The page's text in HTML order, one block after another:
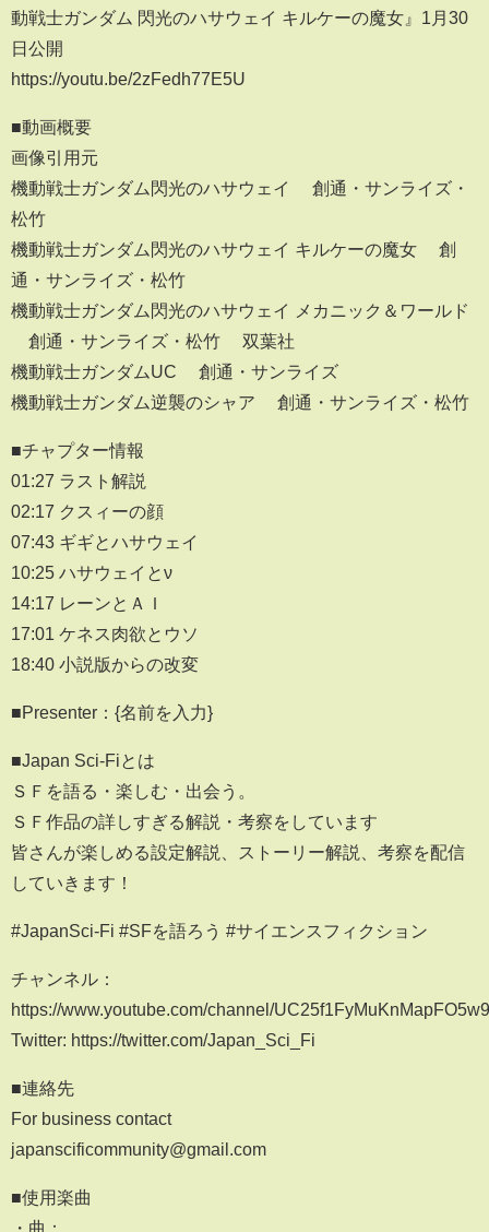
動戦士ガンダム 閃光のハサウェイ キルケーの魔女』1月30
日公開
https://youtu.be/2zFedh77E5U
■動画概要
画像引用元
機動戦士ガンダム閃光のハサウェイ ©創通・サンライズ・
松竹
機動戦士ガンダム閃光のハサウェイ キルケーの魔女 ©創
通・サンライズ・松竹
機動戦士ガンダム閃光のハサウェイ メカニック＆ワールド
©創通・サンライズ・松竹 ©双葉社
機動戦士ガンダムUC ©創通・サンライズ
機動戦士ガンダム逆襲のシャア ©創通・サンライズ・松竹
■チャプター情報
01:27 ラスト解説
02:17 クスィーの顔
07:43 ギギとハサウェイ
10:25 ハサウェイとν
14:17 レーンとＡＩ
17:01 ケネス肉欲とウソ
18:40 小説版からの改変
■Presenter：{名前を入力}
■Japan Sci-Fiとは
ＳＦを語る・楽しむ・出会う。
ＳＦ作品の詳しすぎる解説・考察をしています
皆さんが楽しめる設定解説、ストーリー解説、考察を配信
していきます！
#JapanSci-Fi #SFを語ろう #サイエンスフィクション
チャンネル：
https://www.youtube.com/channel/
Twitter: https://twitter.com/Japan_Sci_Fi
■連絡先
For business contact
japanscificommunity@gmail.com
■使用楽曲
・曲：